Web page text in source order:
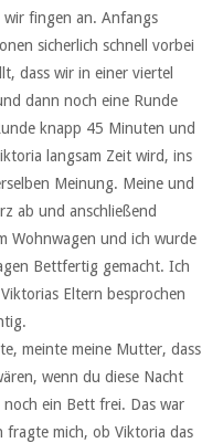
fingen an. Anfangs
sicherlich schnell vorbei
dass wir in einer viertel
dann noch eine Runde
knapp 45 Minuten und
langsam Zeit wird, ins
Meinung. Meine und
ab und anschließend
Wohnwagen und ich wurde
Bettfertig gemacht. Ich
Eltern besprochen
meinte meine Mutter, dass
wenn du diese Nacht
ein Bett frei. Das war
fragte mich, ob Viktoria das